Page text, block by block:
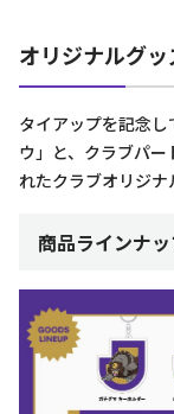
オリジナルグ
タイアップを記念
ウ」と、クラブパ
れたクラブオリジナ
商品ラインナ